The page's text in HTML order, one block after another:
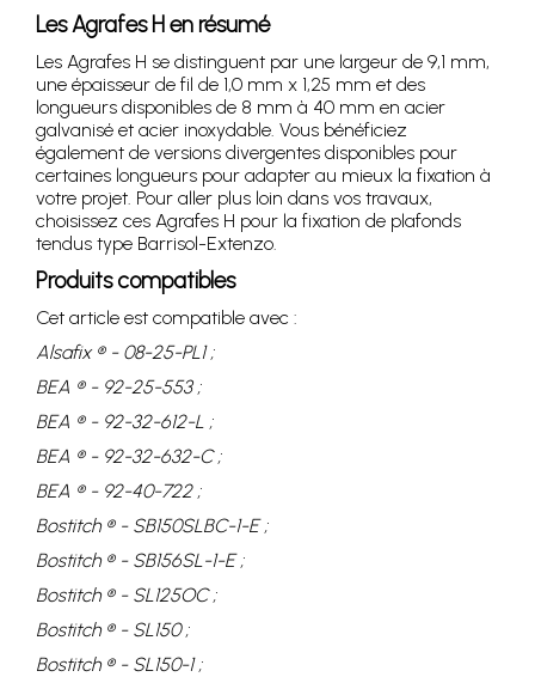
Les Agrafes H en résumé
Les Agrafes H se distinguent par une largeur de 9,1 mm,
une épaisseur de fil de 1,0 mm x 1,25 mm et des
longueurs disponibles de 8 mm à 40 mm en acier
galvanisé et acier inoxydable. Vous bénéficiez
également de versions divergentes disponibles pour
certaines longueurs pour adapter au mieux la fixation à
votre projet. Pour aller plus loin dans vos travaux,
choisissez ces Agrafes H pour la fixation de plafonds
tendus type Barrisol-Extenzo.
Produits compatibles
Cet article est compatible avec :
Alsafix ® - 08-25-PL1 ;
BEA ® - 92-25-553 ;
BEA ® - 92-32-612-L ;
BEA ® - 92-32-632-C ;
BEA ® - 92-40-722 ;
Bostitch ® - SB150SLBC-1-E ;
Bostitch ® - SB156SL-1-E ;
Bostitch ® - SL125OC ;
Bostitch ® - SL150 ;
Bostitch ® - SL150-1 ;